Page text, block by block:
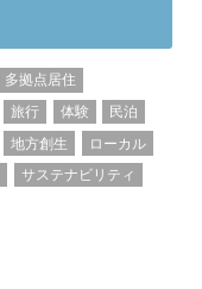
多拠点居住
旅行 体験
民泊
地方創生
ローカル
サステナビリティ